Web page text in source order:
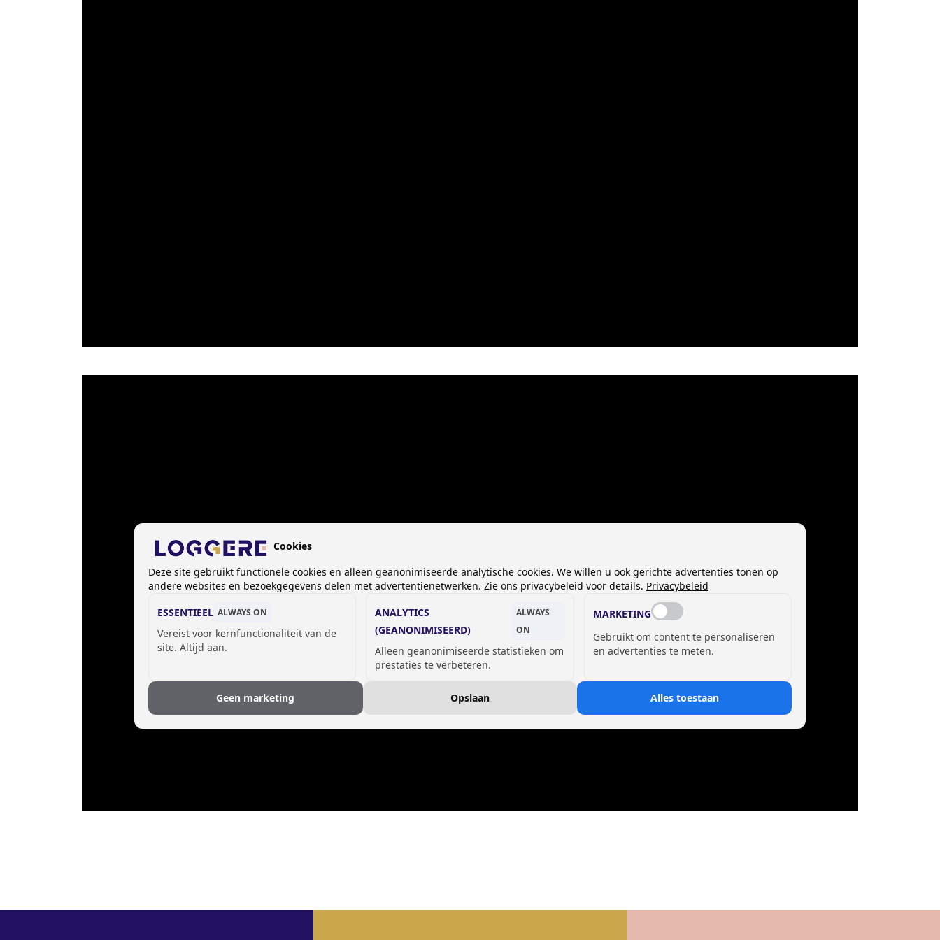
Cookies
Deze site gebruikt functionele cookies en alleen geanonimiseerde analytische cookies. We willen u ook gerichte advertenties tonen op
andere websites en bezoekgegevens delen met advertentienetwerken. Zie ons privacybeleid voor details. Privacybeleid
ESSENTIEEL ALWAYS ON
Vereist voor kernfunctionaliteit van de
site. Altijd aan.
ANALYTICS
(GEANONIMISEERD)
ALWAYS
ON
Alleen geanonimiseerde statistieken om
prestaties te verbeteren.
MARKETING
Gebruikt om content te personaliseren
en advertenties te meten.
Geen marketing Opslaan Alles toestaan